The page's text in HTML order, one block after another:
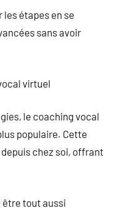
étapes en se
sans avoir
virtuel
le coaching vocal
populaire. Cette
chez soi, offrant
tout aussi